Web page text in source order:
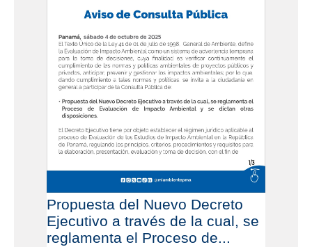
Propuesta del Nuevo Decreto
Ejecutivo a través de la cual, se
reglamenta el Proceso de...